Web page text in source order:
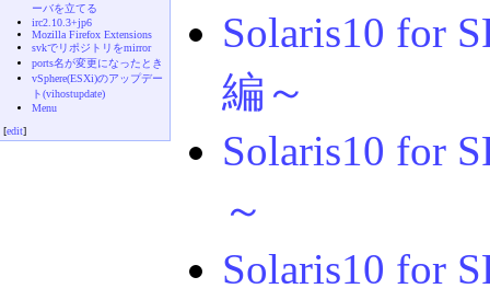
Solaris10 for
編～
Solaris10 for
～
Solaris10 for
ーバを立てる
irc2.10.3+jp6
Mozilla Firefox Extensions
svkでリポジトリをmirror
ports名が変更になったとき
vSphere(ESXi)のアップデー
ト(vihostupdate)
Menu
[edit]